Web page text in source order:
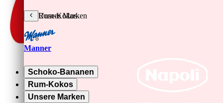
Schoko-Bananen
Schoko-Bananen
Rum-Kokos
Rum-Kokos
Unsere Marken
Unsere Marken
Manner